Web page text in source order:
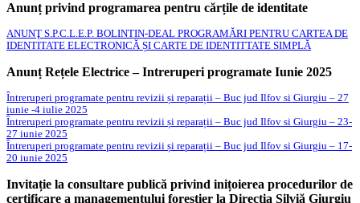
Anunț privind programarea pentru cărțile de identitate
ANUNŢ S.P.C.L.E.P. BOLINTIN-DEAL PROGRAMĂRI PENTRU CARTEA DE
IDENTITATE ELECTRONICᾸ ȘI CARTE DE IDENTITTATE SIMPLᾸ
Anunț Rețele Electrice – Intreruperi programate Iunie 2025
Întreruperi programate pentru revizii și reparații – Buc jud Ilfov si Giurgiu – 27
iunie -4 iulie 2025
Întreruperi programate pentru revizii și reparații – Buc jud Ilfov si Giurgiu – 23-
27 iunie 2025
Întreruperi programate pentru revizii și reparații – Buc jud Ilfov si Giurgiu – 17-
20 iunie 2025
Invitație la consultare publică privind inițoierea procedurilor de
certificare a managementului forestier la Direcția Silviă Giurgiu